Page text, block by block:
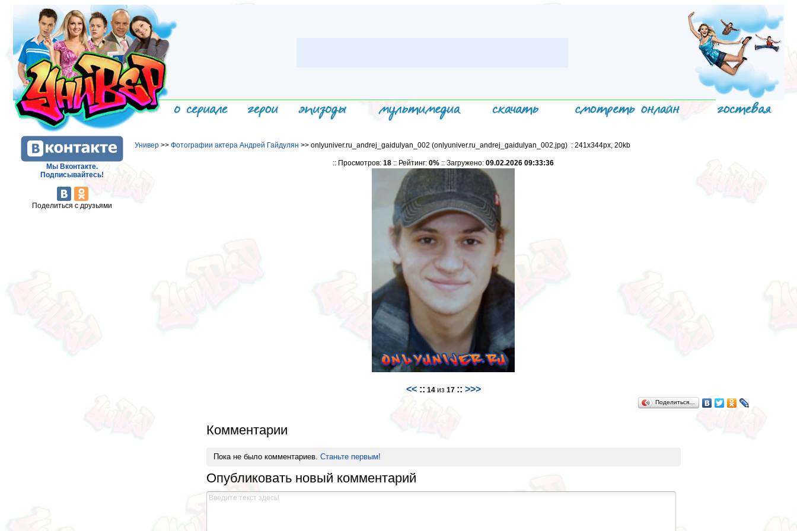
Мы Вконтакте.
Подписывайтесь!
Поделиться с друзьями
Универ >> Фотографии актера Андрей Гайдулян >> onlyuniver.ru_andrej_gaidulyan_002 (onlyuniver.ru_andrej_gaidulyan_002.jpg) : 241x344px, 20kb
:: Просмотров: 18 :: Рейтинг: 0% :: Загружено: 09.02.2026 09:33:36
<<:: 14из 17 :: >>>
Поделиться…
Комментарии
Пока не было комментариев. Станьте первым!
Опубликовать новый комментарий